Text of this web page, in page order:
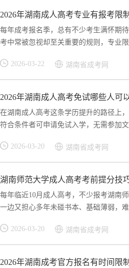
2026年湖南成人高考专业有报考限
每年成考报名季，总有不少考生满怀期
考中常被忽视却至关重要的规则，专业
2026-03-22 湖南省成考网
2026年湖南成人高考免试哪些人可
在湖南成人高考这条学历提升的路径上
符合条件者可申请免试入学，无需参加
2026-03-20 湖南省成考网
湖南师范大学成人高考考前提分技
每年临近10月成人高考，不少报考湖南
一边又担心多年未碰书本、基础薄弱，
2026-03-20 湖南省成考网
2026年湖南成考官方报名有时间限